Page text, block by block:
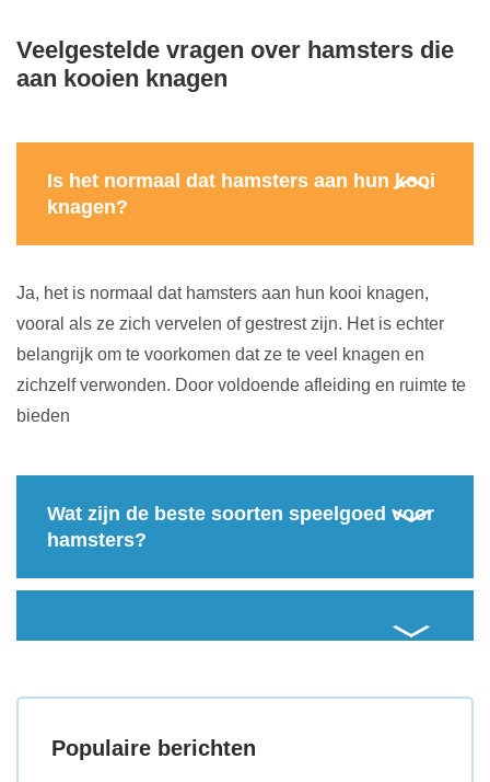
Veelgestelde vragen over hamsters die
aan kooien knagen
Is het normaal dat hamsters aan hun kooi
knagen?
Ja, het is normaal dat hamsters aan hun kooi knagen,
vooral als ze zich vervelen of gestrest zijn. Het is echter
belangrijk om te voorkomen dat ze te veel knagen en
zichzelf verwonden. Door voldoende afleiding en ruimte te
bieden
Wat zijn de beste soorten speelgoed voor
hamsters?
Populaire berichten